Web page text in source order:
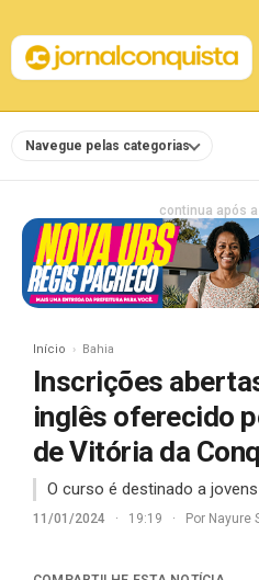
Navegue pelas categorias
continua após
Início Bahia
Inscrições
inglês oferecido
de Vitória da
O curso é destinado a
11/01/2024 · 19:19 · Por Nayure